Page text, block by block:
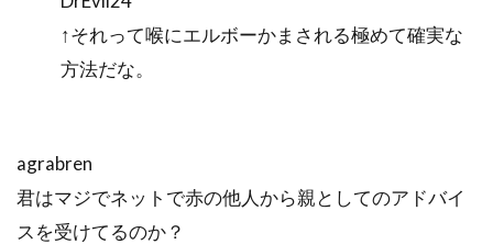
↑それって喉にエルボーかまされる極めて確実な
方法だな。
agrabren
君はマジでネットで赤の他人から親としてのアドバイ
スを受けてるのか？